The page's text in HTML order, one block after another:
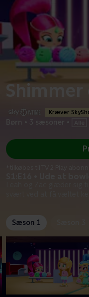
Shimmer
Kræver
Sæson 1